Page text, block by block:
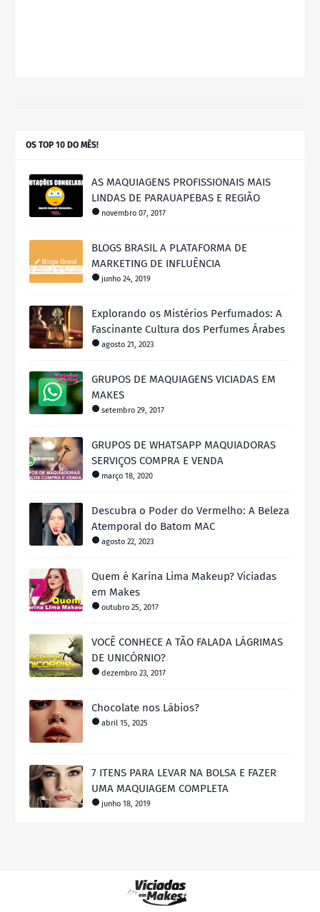
OS TOP 10 DO MÊS!
AS MAQUIAGENS PROFISSIONAIS MAIS
LINDAS DE PARAUAPEBAS E REGIÃO
novembro 07, 2017
BLOGS BRASIL A PLATAFORMA DE
MARKETING DE INFLUÊNCIA
junho 24, 2019
Explorando os Mistérios Perfumados: A
Fascinante Cultura dos Perfumes Árabes
agosto 21, 2023
GRUPOS DE MAQUIAGENS VICIADAS EM
MAKES
setembro 29, 2017
GRUPOS DE WHATSAPP MAQUIADORAS
SERVIÇOS COMPRA E VENDA
março 18, 2020
Descubra o Poder do Vermelho: A Beleza
Atemporal do Batom MAC
agosto 22, 2023
Quem é Karina Lima Makeup? Viciadas
em Makes
outubro 25, 2017
VOCÊ CONHECE A TÃO FALADA LÁGRIMAS
DE UNICÓRNIO?
dezembro 23, 2017
Chocolate nos Lábios?
abril 15, 2025
7 ITENS PARA LEVAR NA BOLSA E FAZER
UMA MAQUIAGEM COMPLETA
junho 18, 2019